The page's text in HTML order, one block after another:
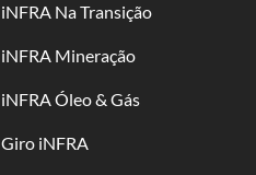
iNFRA Na Transição
iNFRA Mineração
iNFRA Óleo & Gás
Giro iNFRA